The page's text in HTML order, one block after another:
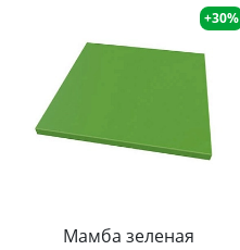
+30%
Мамба зеленая